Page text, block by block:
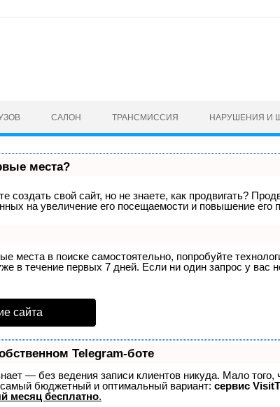
САЛОН ТРАНСМИССИЯ НАРУШЕНИЯ И
места?
создать свой сайт, но не знаете, как продвигать?
на увеличение его посещаемости и повышение его
места в поиске самостоятельно, попробуйте
в течение первых 7 дней. Если ни один запрос у вас
сайта
Telegram-боте
— без ведения записи клиентов никуда. Мало
бюджетный и оптимальный вариант: сервис
месяц бесплатно.